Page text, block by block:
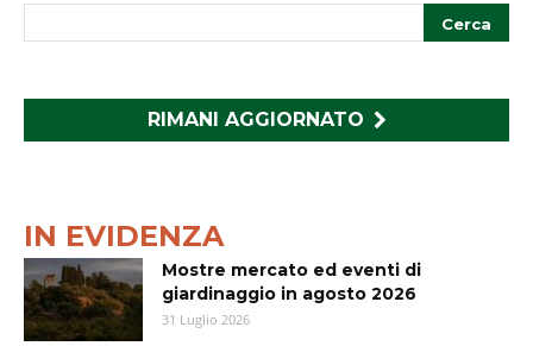
RIMANI AGGIORNATO
IN EVIDENZA
Mostre mercato ed eventi di
giardinaggio in agosto 2026
31 Luglio 2026